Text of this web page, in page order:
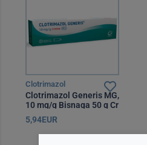
Clotrimazol
Clotrimazol Generis MG,
10 mg/g Bisnaga 50 g Cr
5,94EUR